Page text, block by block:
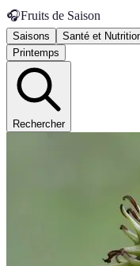
🎧Fruits de Saison
Saisons Santé et
Printemps
Rechercher